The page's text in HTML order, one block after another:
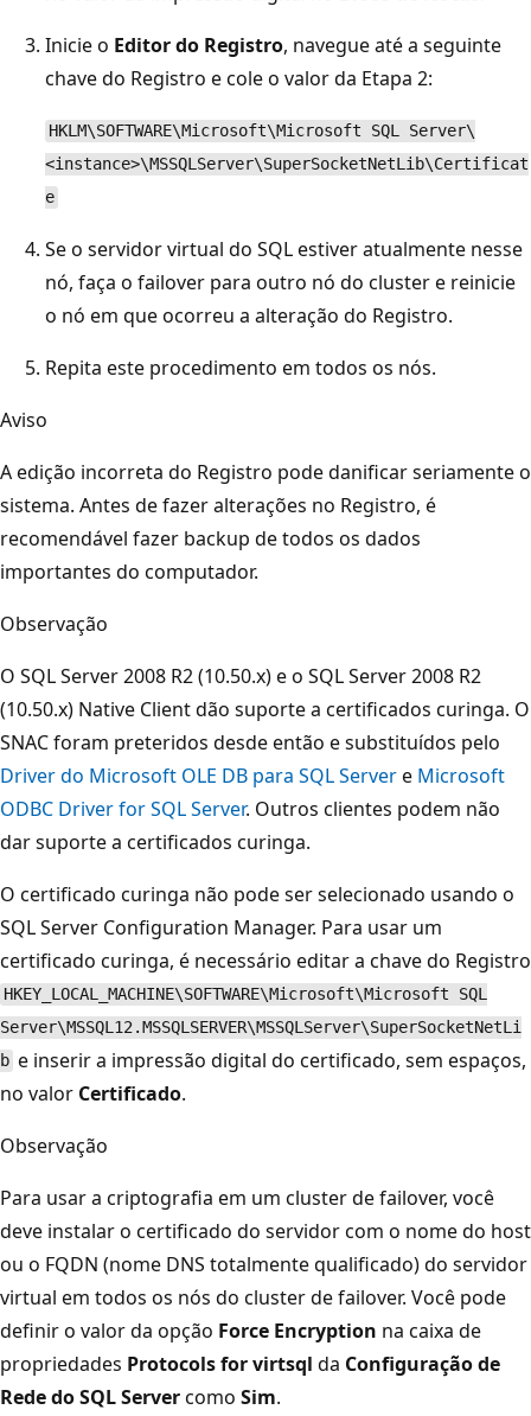
Inicie o Editor do Registro, navegue até a seguinte
chave do Registro e cole o valor da Etapa 2:
HKLM\SOFTWARE\Microsoft\Microsoft SQL Server\
<instance>\MSSQLServer\SuperSocketNetLib\Certificat
e
Se o servidor virtual do SQL estiver atualmente nesse
nó, faça o failover para outro nó do cluster e reinicie
o nó em que ocorreu a alteração do Registro.
Repita este procedimento em todos os nós.
Aviso
A edição incorreta do Registro pode danificar seriamente o
sistema. Antes de fazer alterações no Registro, é
recomendável fazer backup de todos os dados
importantes do computador.
Observação
O SQL Server 2008 R2 (10.50.x) e o SQL Server 2008 R2
(10.50.x) Native Client dão suporte a certificados curinga. O
SNAC foram preteridos desde então e substituídos pelo
Driver do Microsoft OLE DB para SQL Servere Microsoft
ODBC Driver for SQL Server. Outros clientes podem não
dar suporte a certificados curinga.
O certificado curinga não pode ser selecionado usando o
SQL Server Configuration Manager. Para usar um
certificado curinga, é necessário editar a chave do Registro
HKEY_LOCAL_MACHINE\SOFTWARE\Microsoft\Microsoft SQL
Server\MSSQL12.MSSQLSERVER\MSSQLServer\SuperSocketNetLi
b e inserir a impressão digital do certificado, sem espaços,
no valor Certificado.
Observação
Para usar a criptografia em um cluster de failover, você
deve instalar o certificado do servidor com o nome do host
ou o FQDN (nome DNS totalmente qualificado) do servidor
virtual em todos os nós do cluster de failover. Você pode
definir o valor da opção Force Encryption na caixa de
propriedades Protocols for virtsql da Configuração de
Rede do SQL Servercomo Sim.